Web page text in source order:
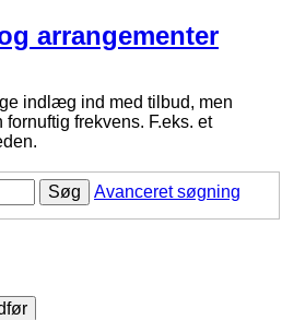
arrangementer
indlæg ind med tilbud, men
frekvens. F.eks. et
Søg
Avanceret søgning